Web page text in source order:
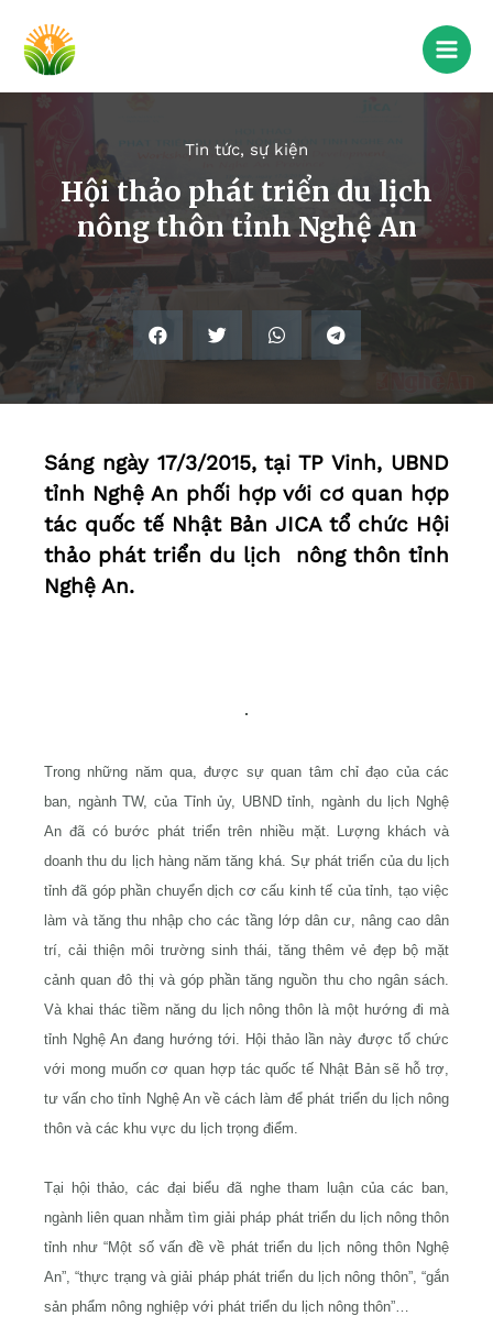
Tin tức, sự kiện
Hội thảo phát triển du lịch
nông thôn tỉnh Nghệ An
Sáng ngày 17/3/2015, tại TP Vinh, UBND
tỉnh Nghệ An phối hợp với cơ quan hợp
tác quốc tế Nhật Bản JICA tổ chức Hội
thảo phát triển du lịch nông thôn tỉnh
Nghệ An.
Trong những năm qua, được sự quan tâm chỉ đạo của các
ban, ngành TW, của Tỉnh ủy, UBND tỉnh, ngành du lịch Nghệ
An đã có bước phát triển trên nhiều mặt. Lượng khách và
doanh thu du lịch hàng năm tăng khá. Sự phát triển của du lịch
tỉnh đã góp phần chuyển dịch cơ cấu kinh tế của tỉnh, tạo việc
làm và tăng thu nhập cho các tầng lớp dân cư, nâng cao dân
trí, cải thiện môi trường sinh thái, tăng thêm vẻ đẹp bộ mặt
cảnh quan đô thị và góp phần tăng nguồn thu cho ngân sách.
Và khai thác tiềm năng du lịch nông thôn là một hướng đi mà
tỉnh Nghệ An đang hướng tới. Hội thảo lần này được tổ chức
với mong muốn cơ quan hợp tác quốc tế Nhật Bản sẽ hỗ trợ,
tư vấn cho tỉnh Nghệ An về cách làm để phát triển du lịch nông
thôn và các khu vực du lịch trọng điểm.
Tại hội thảo, các đại biểu đã nghe tham luận của các ban,
ngành liên quan nhằm tìm giải pháp phát triển du lịch nông thôn
tỉnh như “Một số vấn đề về phát triển du lịch nông thôn Nghệ
An”, “thực trạng và giải pháp phát triển du lịch nông thôn”, “gắn
sản phẩm nông nghiệp với phát triển du lịch nông thôn”…